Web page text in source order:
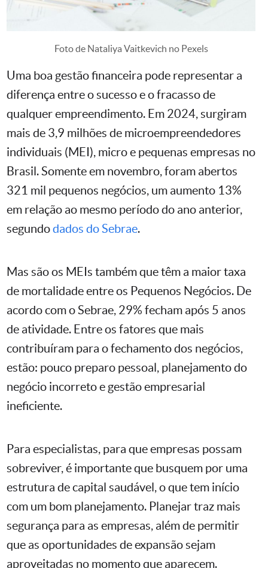
Foto de Nataliya Vaitkevich no Pexels
Uma boa gestão financeira pode representar a
diferença entre o sucesso e o fracasso de
qualquer empreendimento. Em 2024, surgiram
mais de 3,9 milhões de microempreendedores
individuais (MEI), micro e pequenas empresas no
Brasil. Somente em novembro, foram abertos
321 mil pequenos negócios, um aumento 13%
em relação ao mesmo período do ano anterior,
segundodados do Sebrae.
Mas são os MEIs também que têm a maior taxa
de mortalidade entre os Pequenos Negócios. De
acordo com o Sebrae, 29% fecham após 5 anos
de atividade. Entre os fatores que mais
contribuíram para o fechamento dos negócios,
estão: pouco preparo pessoal, planejamento do
negócio incorreto e gestão empresarial
ineficiente.
Para especialistas, para que empresas possam
sobreviver, é importante que busquem por uma
estrutura de capital saudável, o que tem início
com um bom planejamento. Planejar traz mais
segurança para as empresas, além de permitir
que as oportunidades de expansão sejam
aproveitadas no momento que aparecem.